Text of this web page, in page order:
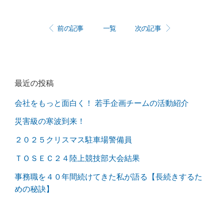
前の記事 一覧 次の記事
最近の投稿
会社をもっと面白く！ 若手企画チームの活動紹介
災害級の寒波到来！
２０２５クリスマス駐車場警備員
ＴＯＳＥＣ２４陸上競技部大会結果
事務職を４０年間続けてきた私が語る【長続きするた
めの秘訣】